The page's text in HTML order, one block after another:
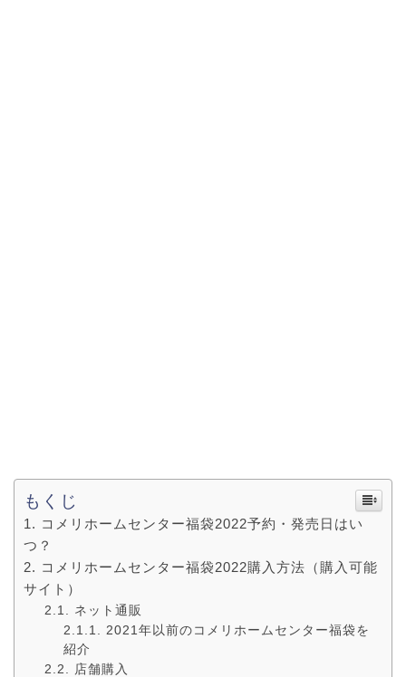
もくじ
コメリホームセンター福袋2022予約・発売日はい
つ？
コメリホームセンター福袋2022購入方法（購入可能
サイト）
ネット通販
2021年以前のコメリホームセンター福袋を
紹介
店舗購入